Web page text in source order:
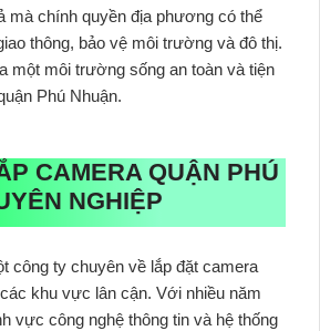
mà chính quyền địa phương có thể
thông, bảo vệ môi trường và đô thị.
một môi trường sống an toàn và tiện
Phú Nhuận.
CAMERA QUẬN PHÚ
NGHIỆP
công ty chuyên về lắp đặt camera
khu vực lân cận. Với nhiều năm
vực công nghệ thông tin và hệ thống